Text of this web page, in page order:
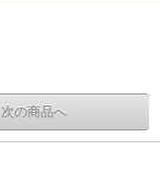
次の商品へ